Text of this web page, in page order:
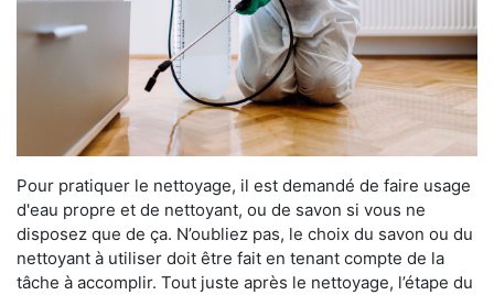
Pour pratiquer le nettoyage, il est demandé de faire usage
d'eau propre et de nettoyant, ou de savon si vous ne
disposez que de ça. N’oubliez pas, le choix du savon ou du
nettoyant à utiliser doit être fait en tenant compte de la
tâche à accomplir. Tout juste après le nettoyage, l’étape du